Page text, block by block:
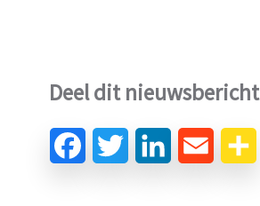
Deel dit nieuwsbericht